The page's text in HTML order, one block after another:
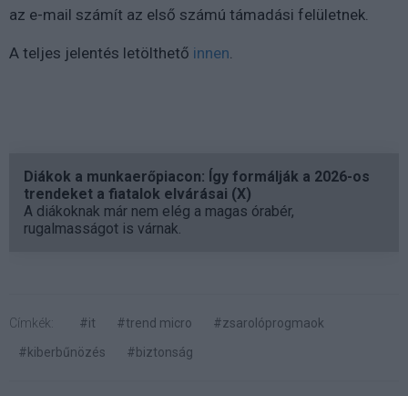
az e-mail számít az első számú támadási felületnek.
A teljes jelentés letölthető innen.
Diákok a munkaerőpiacon: Így formálják a 2026-os
trendeket a fiatalok elvárásai (X)
A diákoknak már nem elég a magas órabér,
rugalmasságot is várnak.
Címkék: #it #trend micro
#zsarolóprogmaok
#kiberbűnözés
#biztonság